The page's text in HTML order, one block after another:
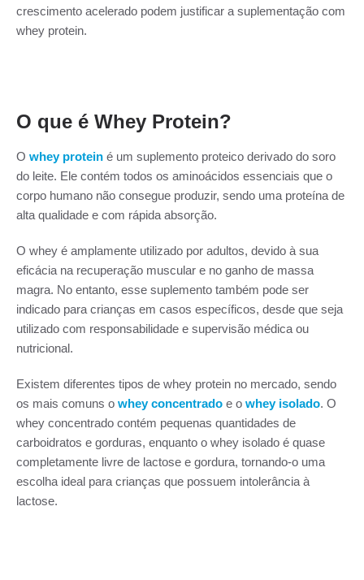
crescimento acelerado podem justificar a suplementação com
whey protein.
O que é Whey Protein?
O whey protein é um suplemento proteico derivado do soro
do leite. Ele contém todos os aminoácidos essenciais que o
corpo humano não consegue produzir, sendo uma proteína de
alta qualidade e com rápida absorção.
O whey é amplamente utilizado por adultos, devido à sua
eficácia na recuperação muscular e no ganho de massa
magra. No entanto, esse suplemento também pode ser
indicado para crianças em casos específicos, desde que seja
utilizado com responsabilidade e supervisão médica ou
nutricional.
Existem diferentes tipos de whey protein no mercado, sendo
os mais comuns o whey concentrado e o whey isolado. O
whey concentrado contém pequenas quantidades de
carboidratos e gorduras, enquanto o whey isolado é quase
completamente livre de lactose e gordura, tornando-o uma
escolha ideal para crianças que possuem intolerância à
lactose.